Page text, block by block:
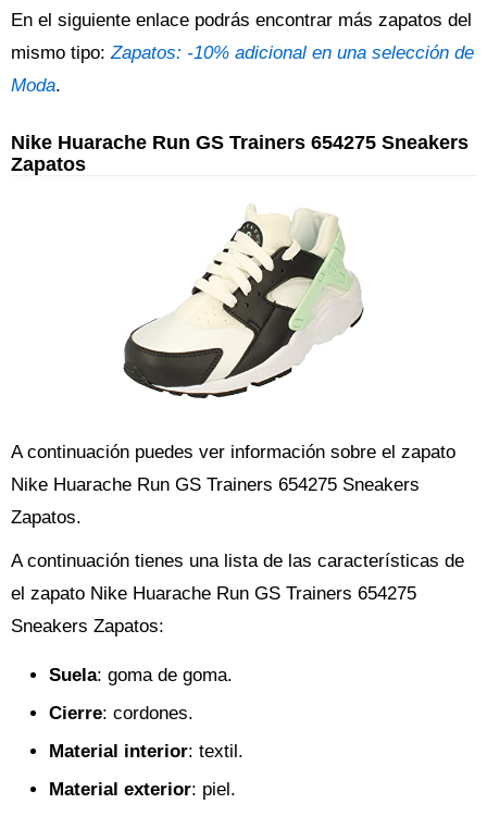
En el siguiente enlace podrás encontrar más zapatos del
mismo tipo:Zapatos: -10% adicional en una selección de
Moda.
Nike Huarache Run GS Trainers 654275 Sneakers
Zapatos
A continuación puedes ver información sobre el zapato
Nike Huarache Run GS Trainers 654275 Sneakers
Zapatos.
A continuación tienes una lista de las características de
el zapato Nike Huarache Run GS Trainers 654275
Sneakers Zapatos:
Suela: goma de goma.
Cierre: cordones.
Material interior: textil.
Material exterior: piel.